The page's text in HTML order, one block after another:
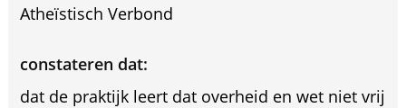
Atheïstisch Verbond
constateren dat:
dat de praktijk leert dat overheid en wet niet vrij